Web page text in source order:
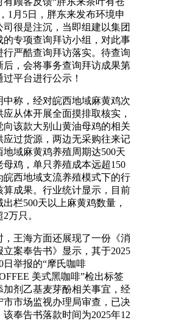
1月5日，胖东来发布环境申
司很是注沉，当即组建以集团
的专项查询拜访小组，对此事
行严酷查询拜访落实。待查询
后，会将事务查询拜访成果第
平台进行公示！
，经对皖西地域麻黄鸡次
应从体开展全面摸排取核实，
向该款大别山黄油母鸡的相关
应过货源，两边无采购往来记
地域麻黄鸡养殖周期达500天
母鸡，单只养殖成本远超150
皖西地域支流养殖模式下的行
算成果。行业统计显示，目前
栏500天以上麻黄鸡数量，
万只。
海方面还展现了一份《消
立案奉告书》显示，其于2025
日举报的“摩氏咖啡
美式黑咖啡”检出标签
加剂乙基麦芽酚相关事宜，经
市市场监视办理局审查，已决
该奉告书落款时间为2025年12